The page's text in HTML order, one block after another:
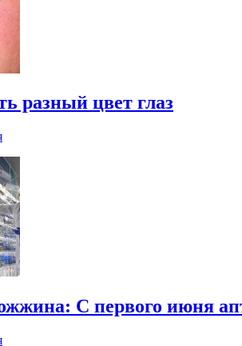
разный цвет глаз
С первого июня